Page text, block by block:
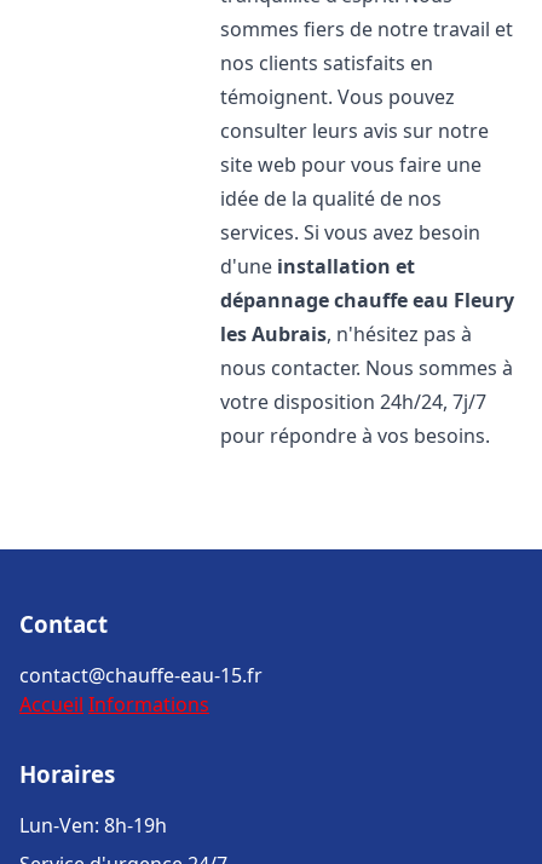
sommes fiers de notre travail et
nos clients satisfaits en
témoignent. Vous pouvez
consulter leurs avis sur notre
site web pour vous faire une
idée de la qualité de nos
services. Si vous avez besoin
d'une installation et
dépannage chauffe eau Fleury
les Aubrais, n'hésitez pas à
nous contacter. Nous sommes à
votre disposition 24h/24, 7j/7
pour répondre à vos besoins.
Contact
contact@chauffe-eau-15.fr
Accueil Informations
Horaires
Lun-Ven: 8h-19h